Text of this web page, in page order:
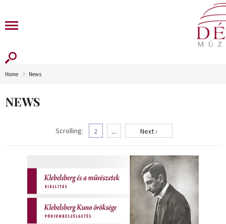
Home News
NEWS
Scrolling: 2 ... Next ›